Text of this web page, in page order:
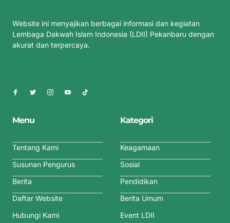
Website ini menyajikan berbagai informasi dan kegiatan
Lembaga Dakwah Islam Indonesia (LDII) Pekanbaru dengan
akurat dan terpercaya.
Menu
Tentang Kami
Susunan Pengurus
Berita
Daftar Website
Hubungi Kami
Kategori
Keagamaan
Sosial
Pendidikan
Berita Umum
Event LDII